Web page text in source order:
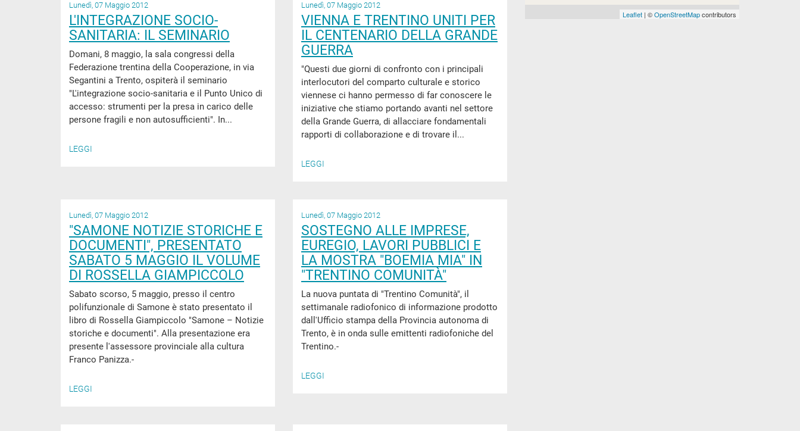
Lunedì, 07 Maggio 2012
L'INTEGRAZIONE SOCIO-
SANITARIA: IL SEMINARIO
Domani, 8 maggio, la sala congressi della
Federazione trentina della Cooperazione, in via
Segantini a Trento, ospiterà il seminario
"L'integrazione socio-sanitaria e il Punto Unico di
accesso: strumenti per la presa in carico delle
persone fragili e non autosufficienti". In...
LEGGI
Lunedì, 07 Maggio 2012
VIENNA E TRENTINO UNITI PER
IL CENTENARIO DELLA GRANDE
GUERRA
"Questi due giorni di confronto con i principali
interlocutori del comparto culturale e storico
viennese ci hanno permesso di far conoscere le
iniziative che stiamo portando avanti nel settore
della Grande Guerra, di allacciare fondamentali
rapporti di collaborazione e di trovare il...
LEGGI
Lunedì, 07 Maggio 2012
"SAMONE NOTIZIE STORICHE E
DOCUMENTI", PRESENTATO
SABATO 5 MAGGIO IL VOLUME
DI ROSSELLA GIAMPICCOLO
Sabato scorso, 5 maggio, presso il centro
polifunzionale di Samone è stato presentato il
libro di Rossella Giampiccolo "Samone – Notizie
storiche e documenti". Alla presentazione era
presente l'assessore provinciale alla cultura
Franco Panizza.-
LEGGI
Lunedì, 07 Maggio 2012
SOSTEGNO ALLE IMPRESE,
EUREGIO, LAVORI PUBBLICI E
LA MOSTRA "BOEMIA MIA" IN
"TRENTINO COMUNITÀ"
La nuova puntata di "Trentino Comunità", il
settimanale radiofonico di informazione prodotto
dall'Ufficio stampa della Provincia autonoma di
Trento, è in onda sulle emittenti radiofoniche del
Trentino.-
LEGGI
Leaflet| ©OpenStreetMapcontributors